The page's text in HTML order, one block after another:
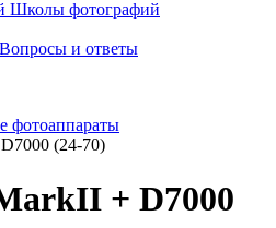
Школы фотографий
Вопросы и ответы
фотоаппараты
(24-70)
+ D7000